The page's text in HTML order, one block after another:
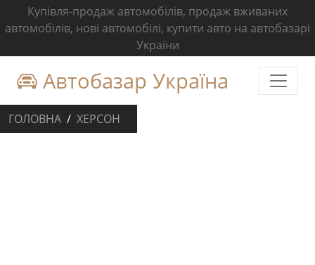
Купівля-продаж автомобілів, продаж вживаних
автомобілів, нові автомобілі, купити авто на автобазарі
України
Автобазар Україна
ГОЛОВНА ХЕРСОН